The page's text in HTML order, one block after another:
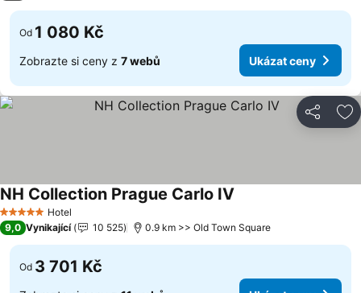
Od 1 080 Kč
Zobrazte si ceny z 7 webů Ukázat ceny
Sdílet
5 Počet hvězdiček
Hotel
NH Collection Prague Carlo IV
9,0 Vynikající 10 525 0.9 km >> Old Town Square
Od 3 701 Kč